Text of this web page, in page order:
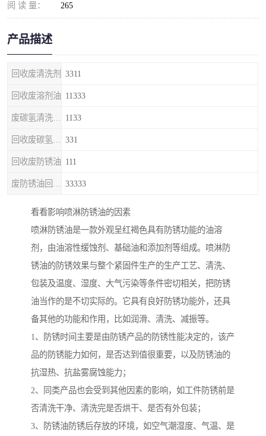
阅 读 量： 265
产品描述
回收废清洗剂 3311
回收废溶剂油 11333
1133
331
回收废防锈油 111
33333
看看影响喷淋防锈油的因素
喷淋防锈油是一款外观呈红褐色具有防锈功能的油溶
剂，由油溶性缓蚀剂、基础油和添加剂等组成。喷淋防
锈油的防锈效果与整个紧固件生产的生产工艺、清洗、
包装及温度、湿度、大气污染等条件密切相关，把防锈
油当作的是不切实际的。它具有良好防锈功能外，还具
备其他的功能和作用，比如润滑、清洗、减振等。
1、防锈时间主要是由防锈产品的防锈性能决定的，该产
品的防锈能力如何，是否达到值很重要，以及防锈油的
抗湿热、抗盐雾腐蚀能力；
2、同类产品也会受到其他因素的影响，如工件防锈前是
否清洗干净、清洗完是否烘干、是否有外包装；
3、防锈油防锈后存放的环境，如空气潮湿度、气温、是